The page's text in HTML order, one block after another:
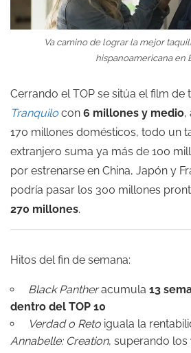
Va camino de lograr la mejor
hispanoamericana en
Cerrando el TOP se sitúa el film de
Tranquilo con 6 millones y medio,
170 millones domésticos, todo un
extranjero suma ya más de 100
por estrenarse en China, Japón y
podría pasar los 300 millones
270 millones.
Hitos del fin de semana:
Black Pantheracumula 13
dentro del TOP 10
Verdad o Reto iguala la
Annabelle: Creation, superando los